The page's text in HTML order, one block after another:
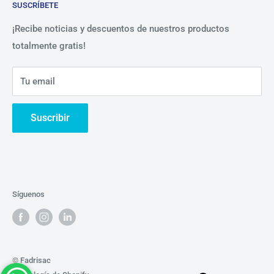
Beneficios
Nosotros
Contáctanos
Política de Privacidad
SUSCRÍBETE
¡Recibe noticias y descuentos de nuestros productos
totalmente gratis!
Tu email
Suscribir
Síguenos
© Fadrisac